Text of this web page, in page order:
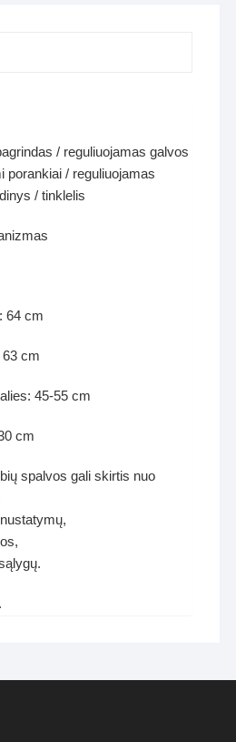
/ reguliuojamas galvos
porankiai / reguliuojamas
/ tinklelis
64 cm
cm
45-55 cm
cm
spalvos gali skirtis nuo